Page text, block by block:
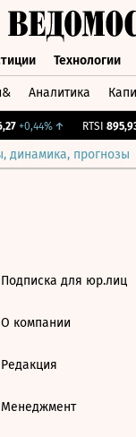
Технологии
Аналитика
+0,44%↑ RTSI 895,93
динамика, прогнозы
Подписка для юр.лиц
О компании
Редакция
Менеджмент